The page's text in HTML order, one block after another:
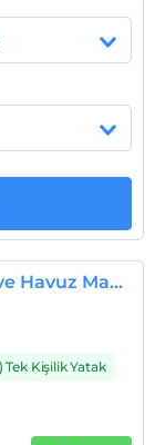
2+1 Zemin Kat Bahçe ve Havuz Manzaralı Daire
Tek Kişilik Yatak